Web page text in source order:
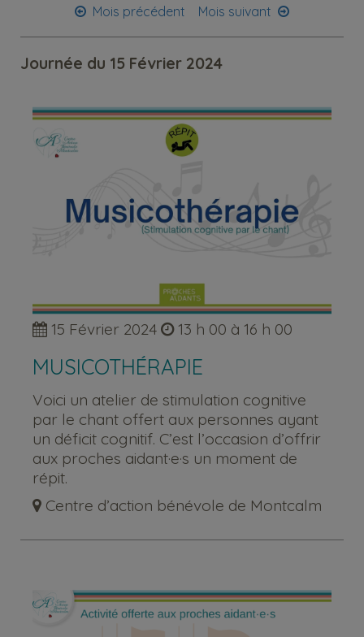
Mois précédent Mois suivant
Journée du 15 Février 2024
15 Février 2024 13 h 00 à 16 h 00
MUSICOTHÉRAPIE
Voici un atelier de stimulation cognitive
par le chant offert aux personnes ayant
un déficit cognitif. C’est l’occasion d’offrir
aux proches aidant·e·s un moment de
répit.
Centre d’action bénévole de Montcalm